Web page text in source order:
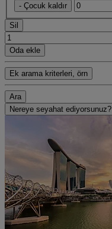
- Çocuk kaldır
Sil
Oda ekle
Ek arama kriterleri, örn
Ara
Nereye seyahat ediyorsunuz?